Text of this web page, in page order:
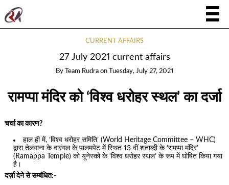
CURRENT AFFAIRS
27 July 2021 current affairs
By Team Rudra on Tuesday, July 27, 2021
रामप्पा मंदिर को ‘विश्व धरोहर स्थल’ का दर्जा
चर्चा का कारण?
हाल ही में, ‘विश्व धरोहर समिति’ (World Heritage Committee – WHC)
द्वारा तेलंगाना के वारंगल के पालमपेट में स्थित 13 वीं शताब्दी के ‘रामप्पा मंदिर’
(Ramappa Temple) को यूनेस्को के ‘विश्व धरोहर स्थल’ के रूप में घोषित किया गया
है।
दर्ज़ा देने से सम्बंधित:-